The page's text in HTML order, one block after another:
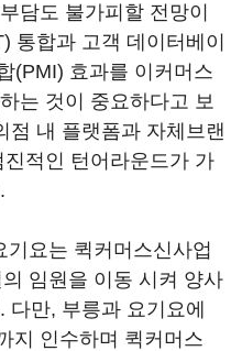
담도 불가피할 전망이
통합과 고객 데이터베이
(PMI) 효과를 이커머스
는 것이 중요하다고 보
점 내 플랫폼과 자체브랜
적인 턴어라운드가 가
요는 퀵커머스신사업
임원을 이동 시켜 양사
만, 부릉과 요기요에
지 인수하며 퀵커머스